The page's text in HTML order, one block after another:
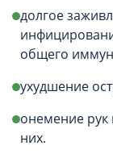
долгое
общего
ухудшение
онемение рук
них.